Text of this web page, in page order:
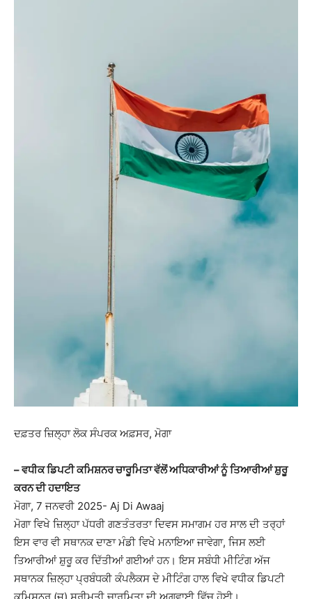
ਦਫ਼ਤਰ ਜ਼ਿਲ੍ਹਾ ਲੋਕ ਸੰਪਰਕ ਅਫ਼ਸਰ, ਮੋਗਾ
–ਵਧੀਕ ਡਿਪਟੀ ਕਮਿਸ਼ਨਰ ਚਾਰੂਮਿਤਾ ਵੱਲੋਂ ਅਧਿਕਾਰੀਆਂ ਨੂੰ ਤਿਆਰੀਆਂ ਸ਼ੁਰੂ
ਕਰਨ ਦੀ ਹਦਾਇਤ
ਮੋਗਾ, 7 ਜਨਵਰੀ 2025- Aj Di Awaaj
ਮੋਗਾ ਵਿਖੇ ਜ਼ਿਲ੍ਹਾ ਪੱਧਰੀ ਗਣਤੰਤਰਤਾ ਦਿਵਸ ਸਮਾਗਮ ਹਰ ਸਾਲ ਦੀ ਤਰ੍ਹਾਂ
ਇਸ ਵਾਰ ਵੀ ਸਥਾਨਕ ਦਾਣਾ ਮੰਡੀ ਵਿਖੇ ਮਨਾਇਆ ਜਾਵੇਗਾ, ਜਿਸ ਲਈ
ਤਿਆਰੀਆਂ ਸ਼ੁਰੂ ਕਰ ਦਿੱਤੀਆਂ ਗਈਆਂ ਹਨ। ਇਸ ਸਬੰਧੀ ਮੀਟਿੰਗ ਅੱਜ
ਸਥਾਨਕ ਜ਼ਿਲ੍ਹਾ ਪ੍ਰਬੰਧਕੀ ਕੰਪਲੈਕਸ ਦੇ ਮੀਟਿੰਗ ਹਾਲ ਵਿਖੇ ਵਧੀਕ ਡਿਪਟੀ
ਕਮਿਸ਼ਨਰ (ਜ) ਸ਼੍ਰੀਮਤੀ ਚਾਰੂਮਿਤਾ ਦੀ ਅਗਵਾਈ ਵਿੱਚ ਹੋਈ।